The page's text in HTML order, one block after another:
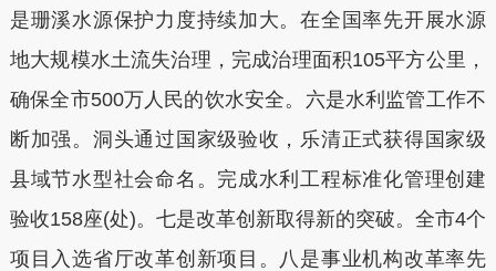
是珊溪水源保护力度持续加大。在全国率先开展水源
地大规模水土流失治理，完成治理面积105平方公里，
确保全市500万人民的饮水安全。六是水利监管工作不
断加强。洞头通过国家级验收，乐清正式获得国家级
县域节水型社会命名。完成水利工程标准化管理创建
验收158座(处)。七是改革创新取得新的突破。全市4个
项目入选省厅改革创新项目。八是事业机构改革率先